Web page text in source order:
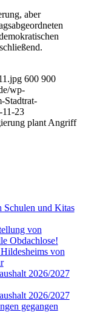
aber
600 900
wp-
Stadtrat-
11-23
plant Angriff
Schulen und Kitas
von
Obdachlose!
von
2026/2027
2026/2027
gegangen